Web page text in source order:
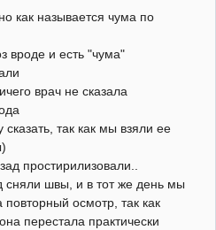
как называется чума по
вроде и есть "чума"
врач не сказала
сказать, так как мы взяли ее
простирилизовали..
сняли швы, и в тот же день мы
повторный осмотр, так как
перестала практически